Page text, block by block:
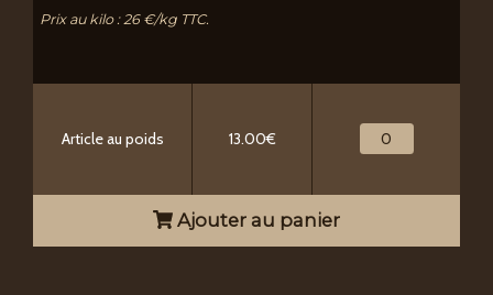
Prix au kilo : 26 €/kg TTC.
Article au poids 13.00€
Ajouter au panier